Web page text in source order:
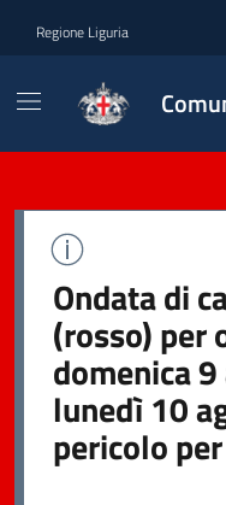
Regione Liguria
Ondata di
(rosso) per
domenica
lunedì 10
pericolo